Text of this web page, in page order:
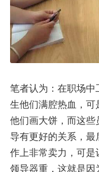
笔者认为：在职场
生他们满腔热血，
他们画大饼，而这
导有更好的关系，
作上非常卖力，可
领导器重，这就是